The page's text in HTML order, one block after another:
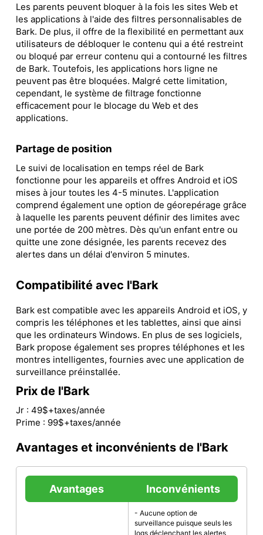
Les parents peuvent bloquer à la fois les sites Web et
les applications à l'aide des filtres personnalisables de
Bark. De plus, il offre de la flexibilité en permettant aux
utilisateurs de débloquer le contenu qui a été restreint
ou bloqué par erreur contenu qui a contourné les filtres
de Bark. Toutefois, les applications hors ligne ne
peuvent pas être bloquées. Malgré cette limitation,
cependant, le système de filtrage fonctionne
efficacement pour le blocage du Web et des
applications.
Partage de position
Le suivi de localisation en temps réel de Bark
fonctionne pour les appareils et offres Android et iOS
mises à jour toutes les 4-5 minutes. L'application
comprend également une option de géorepérage grâce
à laquelle les parents peuvent définir des limites avec
une portée de 200 mètres. Dès qu'un enfant entre ou
quitte une zone désignée, les parents recevez des
alertes dans un délai d'environ 5 minutes.
Compatibilité avec l'Bark
Bark est compatible avec les appareils Android et iOS, y
compris les téléphones et les tablettes, ainsi que ainsi
que les ordinateurs Windows. En plus de ses logiciels,
Bark propose également ses propres téléphones et les
montres intelligentes, fournies avec une application de
surveillance préinstallée.
Prix de l'Bark
Jr : 49$+taxes/année
Prime : 99$+taxes/année
Avantages et inconvénients de l'Bark
Avantages Inconvénients
- Aucune option de
surveillance puisque seuls les
logs déclenchant les alertes